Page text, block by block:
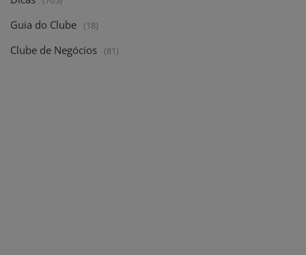
Guia do Clube (18)
Clube de Negócios (81)